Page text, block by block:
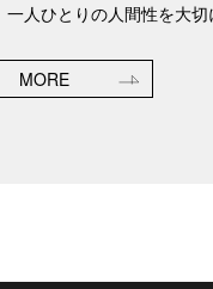
一人ひとりの人間性を大切
MORE